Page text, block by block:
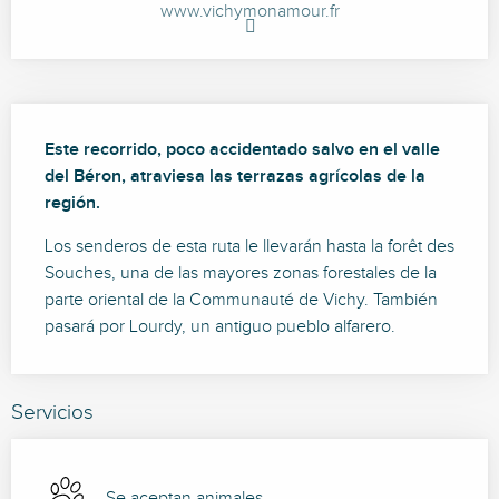
www.vichymonamour.fr
Este recorrido, poco accidentado salvo en el valle
del Béron, atraviesa las terrazas agrícolas de la
región.
Los senderos de esta ruta le llevarán hasta la forêt des
Souches, una de las mayores zonas forestales de la
parte oriental de la Communauté de Vichy. También
pasará por Lourdy, un antiguo pueblo alfarero.
Servicios